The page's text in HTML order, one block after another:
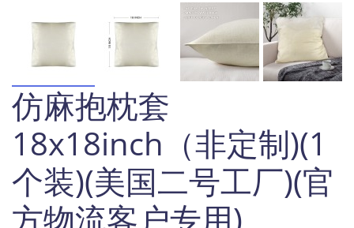
仿麻抱枕套
18x18inch（非定制)(1
个装)(美国二号工厂)(官
方物流客户专用)